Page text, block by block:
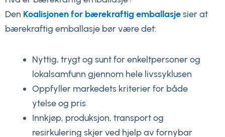
Den Koalisjonen for bærekraftig emballasjesier at
bærekraftig emballasje bør være det:
Nyttig, trygt og sunt for enkeltpersoner og
lokalsamfunn gjennom hele livssyklusen
Oppfyller markedets kriterier for både
ytelse og pris
Innkjøp, produksjon, transport og
resirkulering skjer ved hjelp av fornybar